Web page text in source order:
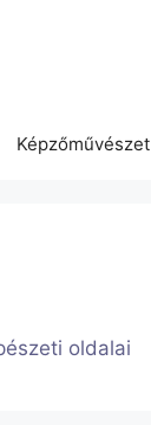
Képzőművészet
oldalai